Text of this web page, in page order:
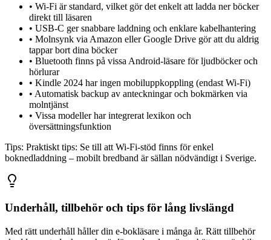
• Wi-Fi är standard, vilket gör det enkelt att ladda ner böcker
direkt till läsaren
• USB-C ger snabbare laddning och enklare kabelhantering
• Molnsynk via Amazon eller Google Drive gör att du aldrig
tappar bort dina böcker
• Bluetooth finns på vissa Android-läsare för ljudböcker och
hörlurar
• Kindle 2024 har ingen mobiluppkoppling (endast Wi-Fi)
• Automatisk backup av anteckningar och bokmärken via
molntjänst
• Vissa modeller har integrerat lexikon och
översättningsfunktion
Tips: Praktiskt tips: Se till att Wi-Fi-stöd finns för enkel
boknedladdning – mobilt bredband är sällan nödvändigt i Sverige.
Underhåll, tillbehör och tips för lång livslängd
Med rätt underhåll håller din e-bokläsare i många år. Rätt tillbehör